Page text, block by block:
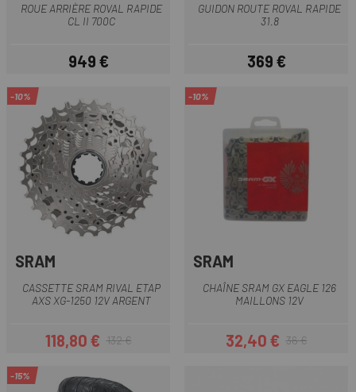
ROUE ARRIÈRE ROVAL RAPIDE
CL II 700C
Prix
949 €
GUIDON ROUTE ROVAL RAPIDE
31.8
Prix
369 €
-10%
SRAM
CASSETTE SRAM RIVAL ETAP
AXS XG-1250 12V ARGENT
Prix
118,80 €Prix habituel
132 €
-10%
SRAM
CHAÎNE SRAM GX EAGLE 126
MAILLONS 12V
Prix
32,40 €Prix habituel
36 €
-15%